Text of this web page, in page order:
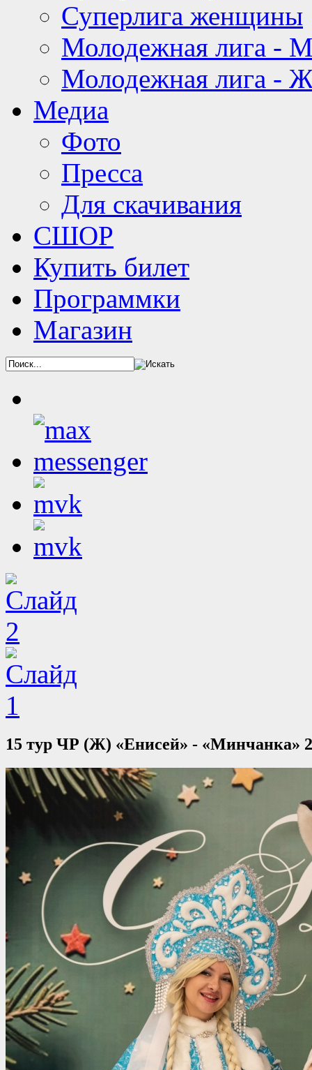
Суперлига женщины
Молодежная лига -
Молодежная лига -
Медиа
Фото
Пресса
Для скачивания
СШОР
Купить билет
Программки
Магазин
15 тур ЧР (Ж) «Енисей» - «Минчанка»